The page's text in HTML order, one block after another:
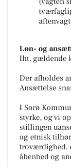
Løn- og
Iht. gældende
Der afholdes
Ansættelse
I Sorø
styrke, og vi
stillingen
og etnisk
troværdighed,
åbenhed og